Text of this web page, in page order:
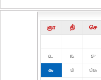
ஞா தி் செ
௨
௩ ௪
௯
௰ ௰௧